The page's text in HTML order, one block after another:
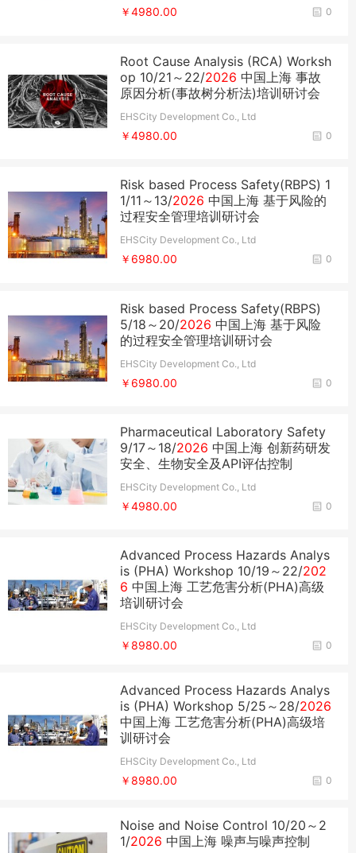
0
￥4980.00
Root Cause Analysis (RCA) Worksh
op ​10/21～22/2026 中国上海 事故
原因分析(事故树分析法)培训研讨会
EHSCity Development Co., Ltd
0
￥4980.00
Risk based Process Safety(RBPS) ​1
1/11～13/2026 中国上海 基于风险的
过程安全管理培训研讨会
EHSCity Development Co., Ltd
0
￥6980.00
Risk based Process Safety(RBPS) ​
5/18～20/2026 中国上海 基于风险
的过程安全管理培训研讨会
EHSCity Development Co., Ltd
0
￥6980.00
Pharmaceutical Laboratory Safety
9/17～18/2026 中国上海 创新药研发
安全、生物安全及API评估控制
EHSCity Development Co., Ltd
0
￥4980.00
Advanced Process Hazards Analys
is (PHA) Workshop 10/19～22/202
6 中国上海 工艺危害分析(PHA)高级
培训研讨会
EHSCity Development Co., Ltd
0
￥8980.00
Advanced Process Hazards Analys
is (PHA) Workshop ​5/25～28/2026
中国上海 工艺危害分析(PHA)高级培
训研讨会
EHSCity Development Co., Ltd
0
￥8980.00
Noise and Noise Control 10/20～2
1/2026 中国上海 噪声与噪声控制